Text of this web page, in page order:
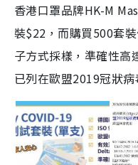
香港口罩品牌HK-M
裝$22，而購買500套
子方式採樣，準確性高
已列在歐盟2019冠狀